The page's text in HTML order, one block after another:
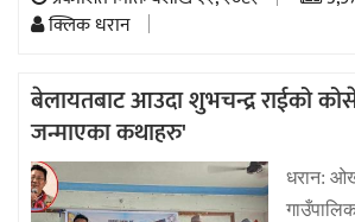
क्लिक धरान
बेलायतबाट आउदा शुभचन्द्र राईको
जन्माएका कथाहरु'
धरान: